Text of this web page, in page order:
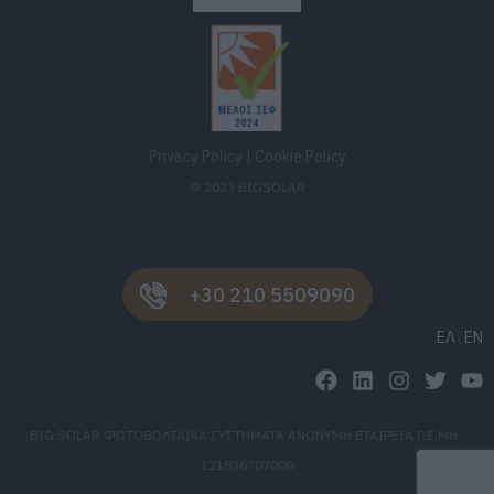
Cookie Policy
+30 210 5509090
ΕΛ EN